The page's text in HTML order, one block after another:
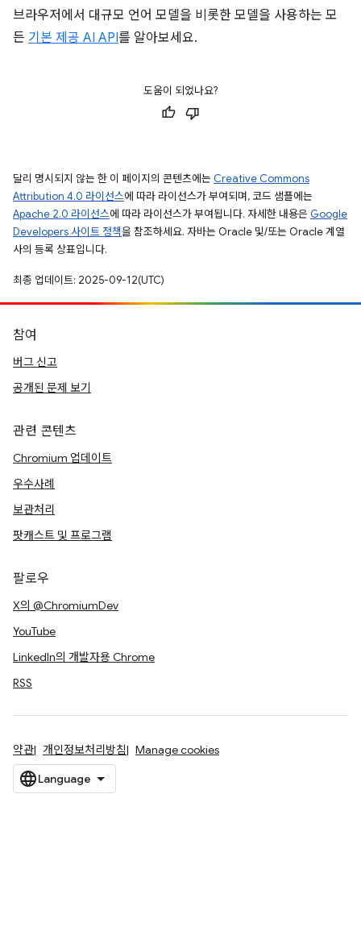
브라우저에서 대규모 언어 모델을 비롯한 모델을 사용하는 모
든 기본 제공 AI API를 알아보세요.
도움이 되었나요?
달리 명시되지 않는 한 이 페이지의 콘텐츠에는 Creative Commons
Attribution 4.0 라이선스에 따라 라이선스가 부여되며, 코드 샘플에는
Apache 2.0 라이선스에 따라 라이선스가 부여됩니다. 자세한 내용은 Google
Developers 사이트 정책을 참조하세요. 자바는 Oracle 및/또는 Oracle 계열
사의 등록 상표입니다.
최종 업데이트: 2025-09-12(UTC)
참여
버그 신고
공개된 문제 보기
관련 콘텐츠
Chromium 업데이트
우수사례
보관처리
팟캐스트 및 프로그램
팔로우
X의 @ChromiumDev
YouTube
LinkedIn의 개발자용 Chrome
RSS
약관 개인정보처리방침 Manage cookies